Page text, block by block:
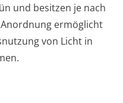
und besitzen je nach
ermöglicht
von Licht in